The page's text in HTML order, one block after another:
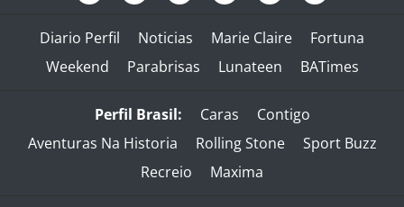
Diario Perfil Noticias Marie Claire
Fortuna
Weekend
Parabrisas Lunateen BATimes
Perfil Brasil: Caras
Contigo
Aventuras Na Historia
Rolling Stone
Sport Buzz
Recreio
Maxima